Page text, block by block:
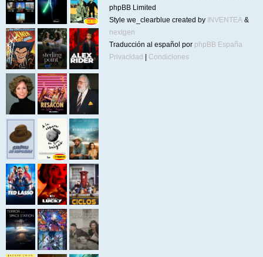
phpBB Limited
Style we_clearblue created by INVENTEA &
nextgen
Traducción al español por phpBB España
Privacidad
Condiciones